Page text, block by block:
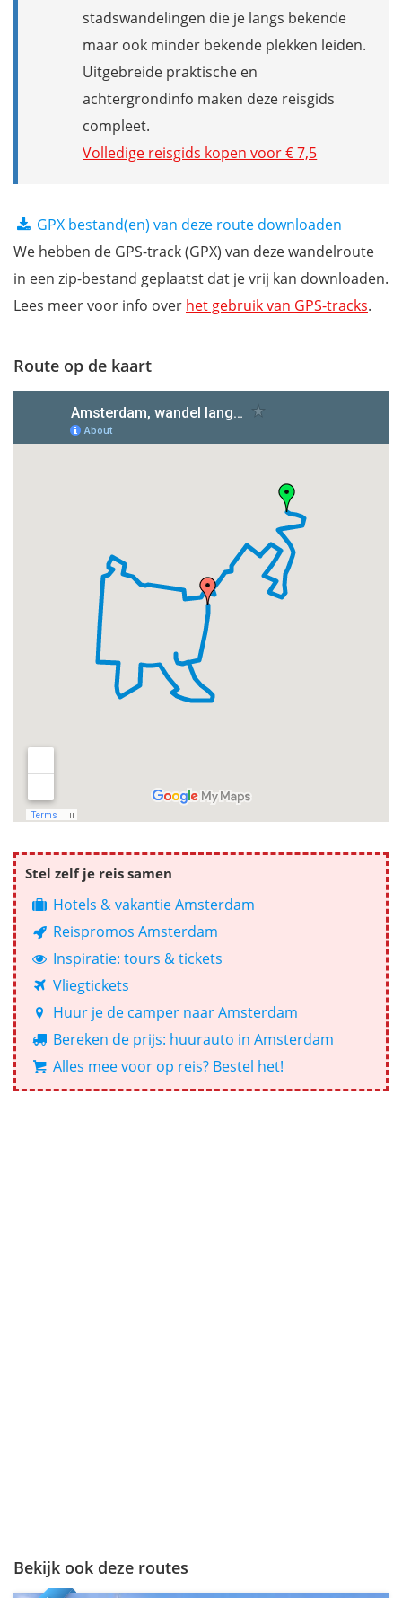
stadswandelingen die je langs bekende
maar ook minder bekende plekken leiden.
Uitgebreide praktische en
achtergrondinfo maken deze reisgids
compleet.
Volledige reisgids kopen voor € 7,5
GPX bestand(en) van deze route downloaden
We hebben de GPS-track (GPX) van deze wandelroute
in een zip-bestand geplaatst dat je vrij kan downloaden.
Lees meer voor info over het gebruik van GPS-tracks.
Route op de kaart
Stel zelf je reis samen
Hotels & vakantie Amsterdam
Reispromos Amsterdam
Inspiratie: tours & tickets
Vliegtickets
Huur je de camper naar Amsterdam
Bereken de prijs: huurauto in Amsterdam
Alles mee voor op reis? Bestel het!
Bekijk ook deze routes